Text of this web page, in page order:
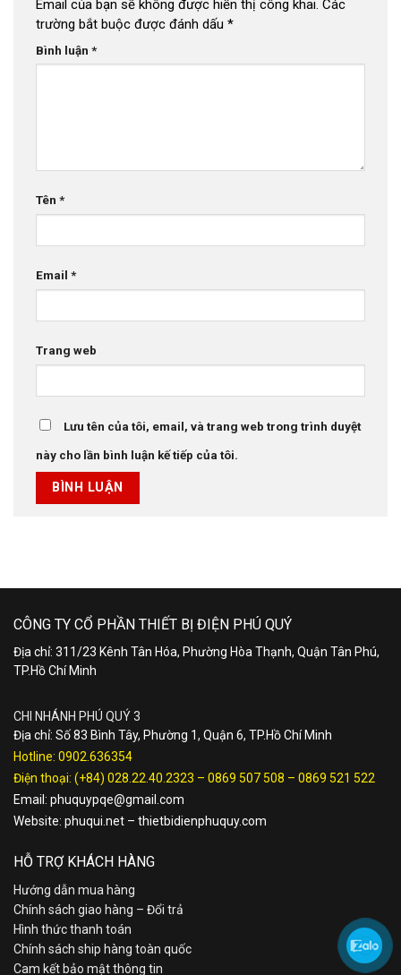
Email của bạn sẽ không được hiển thị công khai. Các
trường bắt buộc được đánh dấu *
Bình luận *
Tên *
Email *
Trang web
Lưu tên của tôi, email, và trang web trong trình duyệt
này cho lần bình luận kế tiếp của tôi.
CÔNG TY CỔ PHẦN THIẾT BỊ ĐIỆN PHÚ QUÝ
Địa chỉ: 311/23 Kênh Tân Hóa, Phường Hòa Thạnh, Quận Tân Phú,
TP.Hồ Chí Minh
CHI NHÁNH PHÚ QUÝ 3
Địa chỉ: Số 83 Bình Tây, Phường 1, Quận 6, TP.Hồ Chí Minh
Hotline: 0902.636354
Điện thoại: (+84) 028.22.40.2323 – 0869 507 508 – 0869 521 522
Email: phuquypqe@gmail.com
Website: phuqui.net – thietbidienphuquy.com
HỖ TRỢ KHÁCH HÀNG
Hướng dẫn mua hàng
Chính sách giao hàng – Đổi trả
Hình thức thanh toán
Chính sách ship hàng toàn quốc
Cam kết bảo mật thông tin